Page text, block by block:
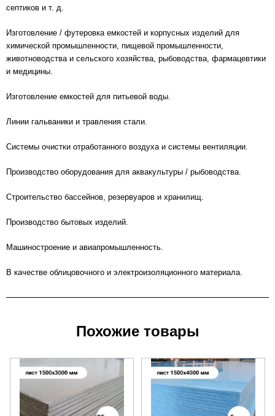
септиков и т. д.
Изготовление / футеровка емкостей и корпусных изделий для
химической промышленности, пищевой промышленности,
животноводства и сельского хозяйства, рыбоводства, фармацевтики
и медицины.
Изготовление емкостей для питьевой воды.
Линии гальваники и травления стали.
Системы очистки отработанного воздуха и системы вентиляции.
Производство оборудования для аквакультуры / рыбоводства.
Строительство бассейнов, резервуаров и хранилищ.
Производство бытовых изделий.
Машиностроение и авиапромышленность.
В качестве облицовочного и электроизоляционного материала.
Похожие товары